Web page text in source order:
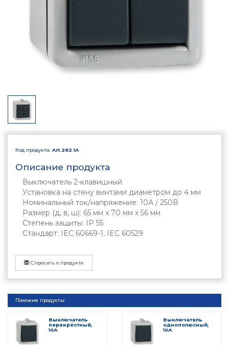
Код продукта: Art.282.1A
Описание продукта
Выключатель 2-клавишный
Установка на стену винтами диаметром до 4 мм
Номинальный ток/напряжение: 10A / 250В
Размер (д, в, ш): 65 мм x 70 мм x 56 мм
Степень защиты: IP 55
Стандарт: IEC 60669-1, IEC 60529
Спросить о продукте
Похожие продукты:
Выключатель
перекрёстный,
10А
Выключатель
однополюсный,
10А